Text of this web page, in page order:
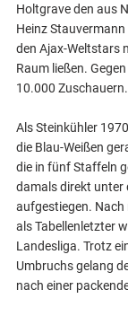
Holtgrave den aus
Heinz Stauvermann
den Ajax-Weltstars
Raum ließen.
10.000 Zuschauern.
Als Steinkühler
die Blau-Weißen
die in fünf Staffeln
damals direkt unter
aufgestiegen. Nach
als Tabellenletzter
Landesliga. Trotz
Umbruchs gelang
nach einer